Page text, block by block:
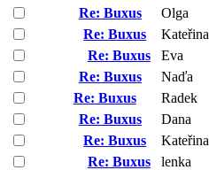
Re: Buxus
Olga
Re: Buxus
Kateřina
Re: Buxus
Eva
Re: Buxus
Naďa
Re: Buxus
Radek
Re: Buxus
Dana
Re: Buxus
Kateřina
Re: Buxus
lenka